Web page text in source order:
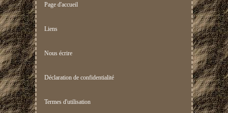
Page d'accueil
Liens
Nous écrire
Déclaration de confidentialité
Termes d'utilisation